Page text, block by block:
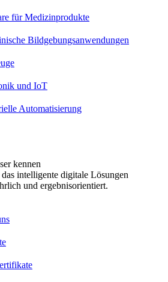
für Medizinprodukte
Bildgebungsanwendungen
und IoT
Automatisierung
kennen
intelligente digitale Lösungen
und ergebnisorientiert.